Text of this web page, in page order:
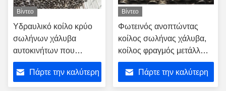
Βίντεο
Υδραυλικό κοίλο κρύο
σωλήνων χάλυβα
αυτοκινήτων που
τελειώνει το υλικό
EN10305 E235 E355
Πάρτε την καλύτερη
Βίντεο
Φωτεινός ανοπτώντας
κοίλος σωλήνας χάλυβα,
κοίλος φραγμός μετάλλων
26MnB5/34MnB5 1.5mm
ΒΆΡΟΣΠάρτε την καλύτερη